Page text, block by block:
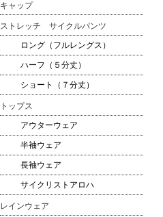
キャップ
ストレッチ サイクルパンツ
ロング（フルレングス）
ハーフ（５分丈）
ショート（７分丈）
トップス
アウターウェア
半袖ウェア
長袖ウェア
サイクリストアロハ
レインウェア